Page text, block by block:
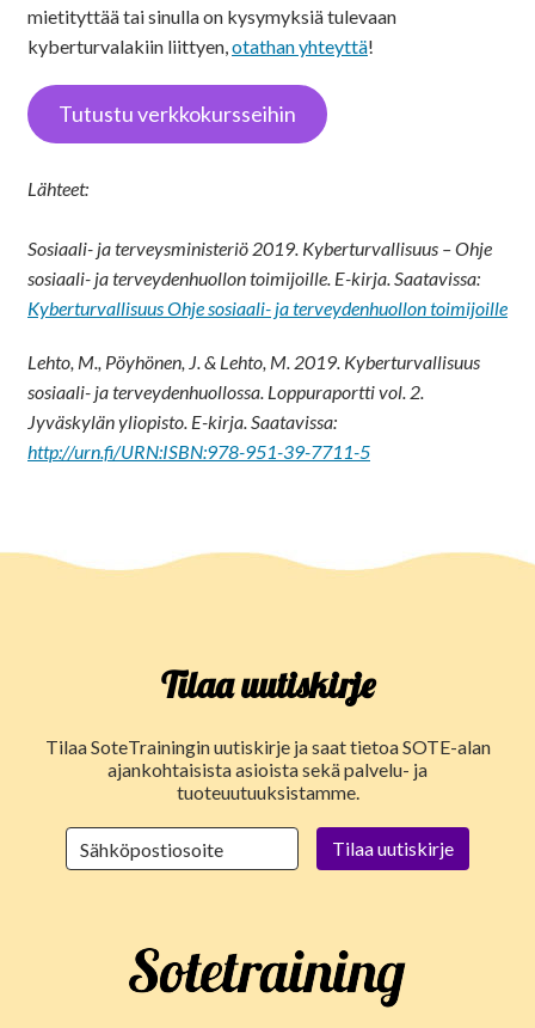
mietityttää tai sinulla on kysymyksiä tulevaan
kyberturvalakiin liittyen,otathan yhteyttä!
Tutustu verkkokursseihin
Lähteet:
Sosiaali- ja terveysministeriö 2019. Kyberturvallisuus – Ohje
sosiaali- ja terveydenhuollon toimijoille. E-kirja. Saatavissa:
Kyberturvallisuus Ohje sosiaali- ja terveydenhuollon toimijoille
Lehto, M., Pöyhönen, J. & Lehto, M. 2019. Kyberturvallisuus
sosiaali- ja terveydenhuollossa. Loppuraportti vol. 2.
Jyväskylän yliopisto. E-kirja. Saatavissa:
http://urn.fi/URN:ISBN:978-951-39-7711-5
Tilaa uutiskirje
Tilaa SoteTrainingin uutiskirje ja saat tietoa SOTE-alan
ajankohtaisista asioista sekä palvelu- ja
tuoteuutuuksistamme.